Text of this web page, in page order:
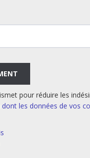
pour réduire les
les données de vos